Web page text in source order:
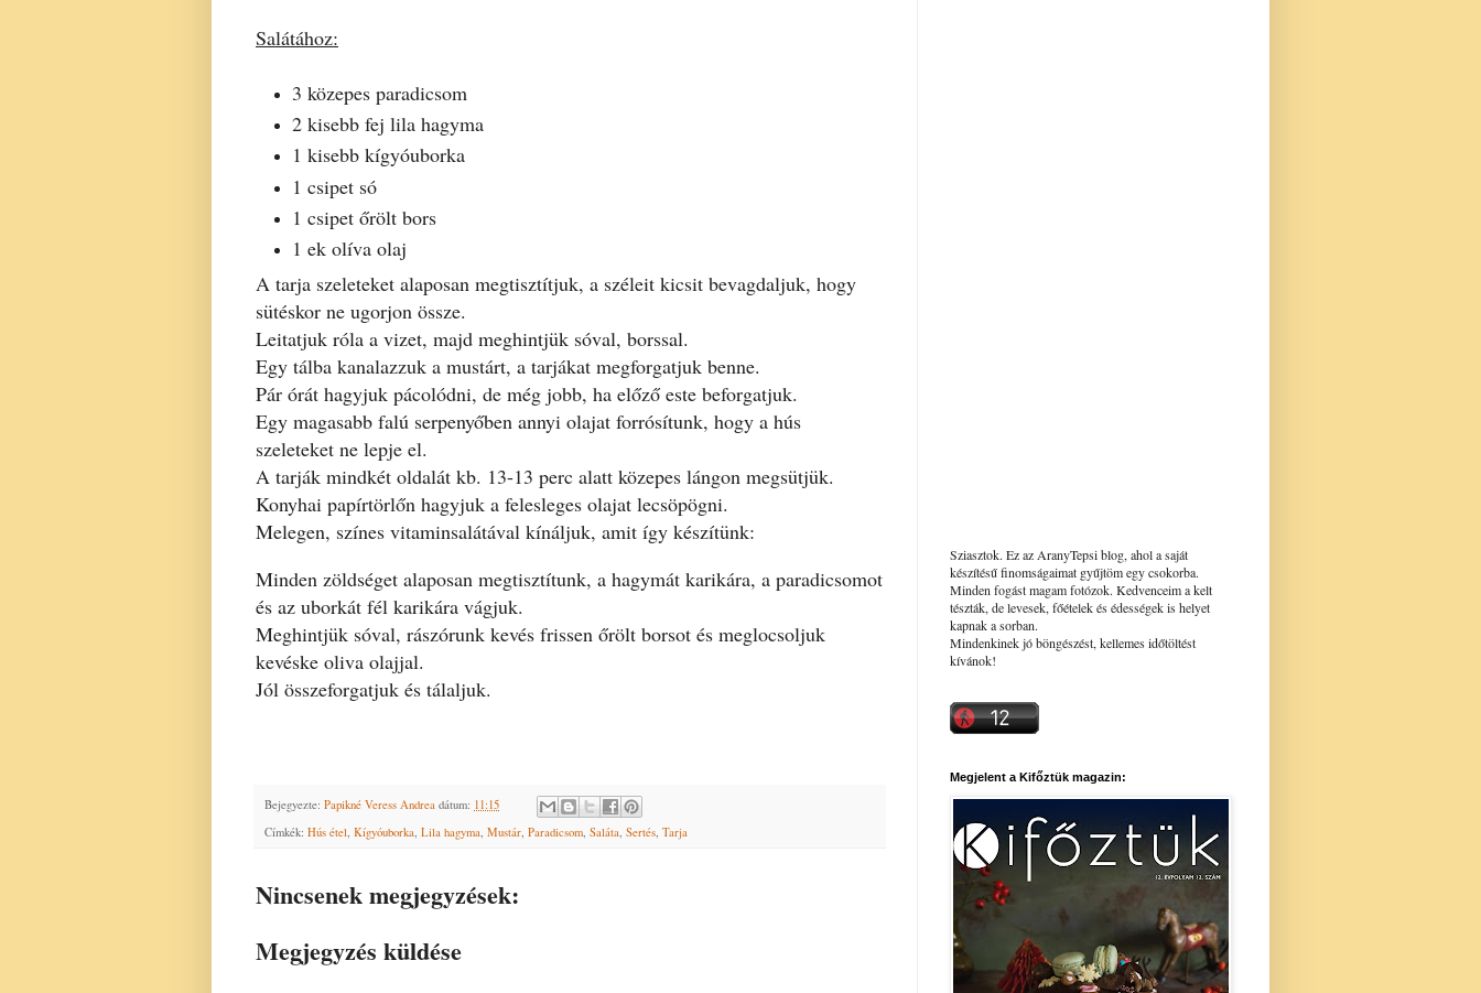
Salátához:
3 közepes paradicsom
2 kisebb fej lila hagyma
1 kisebb kígyóuborka
1 csipet só
1 csipet őrölt bors
1 ek olíva olaj
A tarja szeleteket alaposan megtisztítjuk, a széleit kicsit bevagdaljuk, hogy
sütéskor ne ugorjon össze.
Leitatjuk róla a vizet, majd meghintjük sóval, borssal.
Egy tálba kanalazzuk a mustárt, a tarjákat megforgatjuk benne.
Pár órát hagyjuk pácolódni, de még jobb, ha előző este beforgatjuk.
Egy magasabb falú serpenyőben annyi olajat forrósítunk, hogy a hús
szeleteket ne lepje el.
A tarják mindkét oldalát kb. 13-13 perc alatt közepes lángon megsütjük.
Konyhai papírtörlőn hagyjuk a felesleges olajat lecsöpögni.
Melegen, színes vitaminsalátával kínáljuk, amit így készítünk:
Minden zöldséget alaposan megtisztítunk, a hagymát karikára, a paradicsomot
és az uborkát fél karikára vágjuk.
Meghintjük sóval, rászórunk kevés frissen őrölt borsot és meglocsoljuk
kevéske oliva olajjal.
Jól összeforgatjuk és tálaljuk.
Bejegyezte: Papikné Veress Andrea dátum: 11:15
Címkék: Hús étel, Kígyóuborka, Lila hagyma, Mustár, Paradicsom, Saláta, Sertés, Tarja
Nincsenek megjegyzések:
Megjegyzés küldése
Sziasztok. Ez az AranyTepsi blog, ahol a saját
készítésű finomságaimat gyűjtöm egy csokorba.
Minden fogást magam fotózok. Kedvenceim a kelt
tészták, de levesek, főételek és édességek is helyet
kapnak a sorban.
Mindenkinek jó böngészést, kellemes időtöltést
kívánok!
Megjelent a Kifőztük magazin: